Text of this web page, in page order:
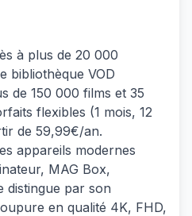
à plus de 20 000
bibliothèque VOD
de 150 000 films et 35
flexibles (1 mois, 12
de 59,99€/an.
appareils modernes
MAG Box,
distingue par son
en qualité 4K, FHD,